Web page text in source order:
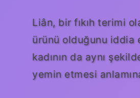
Liân, bir fıkıh terimi
ürünü olduğunu iddia
kadının da aynı
yemin etmesi